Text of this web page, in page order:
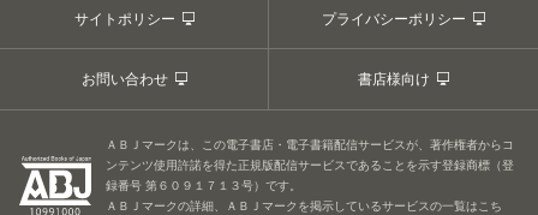
サイトポリシー プライバシーポリシー
お問い合わせ 書店様向け
ＡＢＪマークは、この電子書店・電子書籍配信サービスが、著作権者からコ
ンテンツ使用許諾を得た正規版配信サービスであることを示す登録商標（登
録番号 第６０９１７１３号）です。
ＡＢＪマークの詳細、ＡＢＪマークを掲示しているサービスの一覧はこち